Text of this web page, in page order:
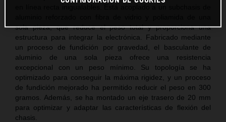
sola pieza, que reduce el peso total y proporciona una
estructura para integrar la electrónica. Fabricado mediante
un proceso de fundición por gravedad, el basculante de
aluminio de una sola pieza ofrece una resistencia
excepcional con un peso mínimo. Su topología se ha
optimizado para conseguir la máxima rigidez, y un proceso
de fundición mejorado ha permitido reducir el peso en 300
gramos. Además, se ha montado un eje trasero de 20 mm
para optimizar y adaptar las características de flexión del
chasis.